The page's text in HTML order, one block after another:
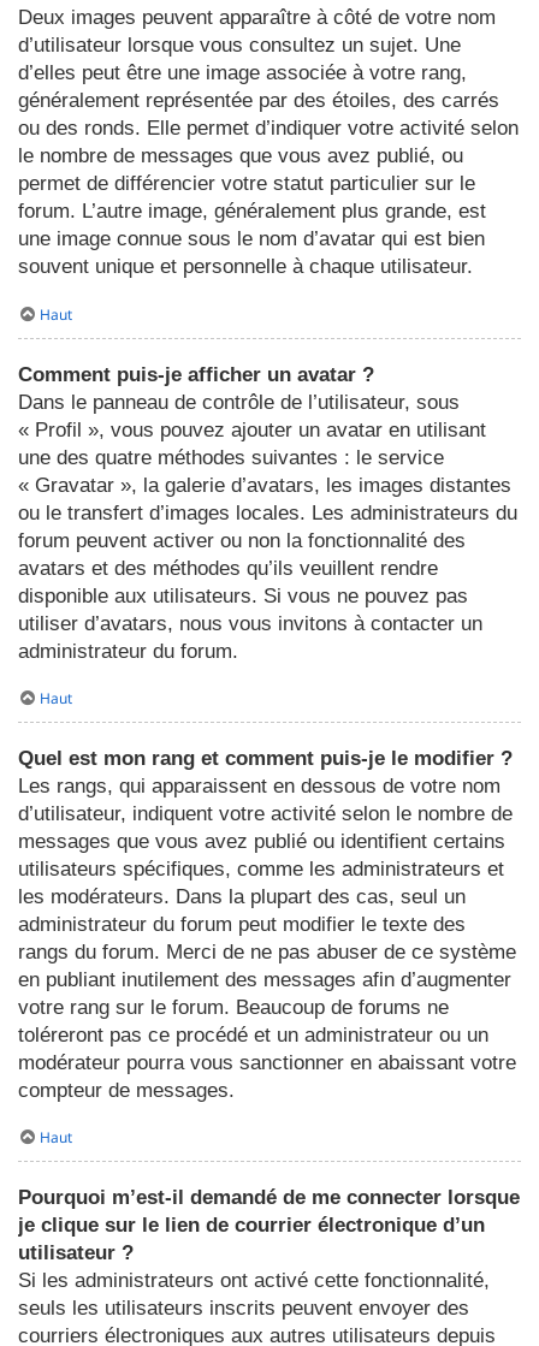
Deux images peuvent apparaître à côté de votre nom
d’utilisateur lorsque vous consultez un sujet. Une
d’elles peut être une image associée à votre rang,
généralement représentée par des étoiles, des carrés
ou des ronds. Elle permet d’indiquer votre activité selon
le nombre de messages que vous avez publié, ou
permet de différencier votre statut particulier sur le
forum. L’autre image, généralement plus grande, est
une image connue sous le nom d’avatar qui est bien
souvent unique et personnelle à chaque utilisateur.
Haut
Comment puis-je afficher un avatar ?
Dans le panneau de contrôle de l’utilisateur, sous
« Profil », vous pouvez ajouter un avatar en utilisant
une des quatre méthodes suivantes : le service
« Gravatar », la galerie d’avatars, les images distantes
ou le transfert d’images locales. Les administrateurs du
forum peuvent activer ou non la fonctionnalité des
avatars et des méthodes qu’ils veuillent rendre
disponible aux utilisateurs. Si vous ne pouvez pas
utiliser d’avatars, nous vous invitons à contacter un
administrateur du forum.
Haut
Quel est mon rang et comment puis-je le modifier ?
Les rangs, qui apparaissent en dessous de votre nom
d’utilisateur, indiquent votre activité selon le nombre de
messages que vous avez publié ou identifient certains
utilisateurs spécifiques, comme les administrateurs et
les modérateurs. Dans la plupart des cas, seul un
administrateur du forum peut modifier le texte des
rangs du forum. Merci de ne pas abuser de ce système
en publiant inutilement des messages afin d’augmenter
votre rang sur le forum. Beaucoup de forums ne
toléreront pas ce procédé et un administrateur ou un
modérateur pourra vous sanctionner en abaissant votre
compteur de messages.
Haut
Pourquoi m’est-il demandé de me connecter lorsque
je clique sur le lien de courrier électronique d’un
utilisateur ?
Si les administrateurs ont activé cette fonctionnalité,
seuls les utilisateurs inscrits peuvent envoyer des
courriers électroniques aux autres utilisateurs depuis